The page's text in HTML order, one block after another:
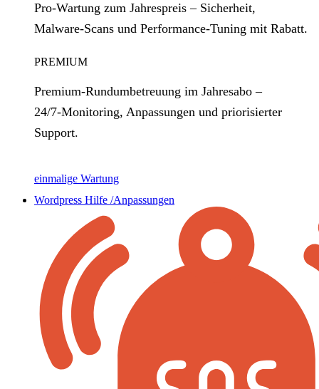
Pro‑Wartung zum Jahrespreis – Sicherheit,
Malware‑Scans und Performance‑Tuning mit Rabatt.
PREMIUM
Premium‑Rundumbetreuung im Jahresabo –
24/7‑Monitoring, Anpassungen und priorisierter
Support.
einmalige Wartung
Wordpress Hilfe /Anpassungen